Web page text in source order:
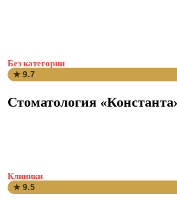
Без категории
★ 9.7
Стоматология
Клиники
★ 9.5